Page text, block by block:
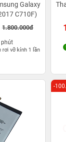
Galaxy
C710F)
1.800.000đ
phút
rơi vỡ kính 1 lần
-